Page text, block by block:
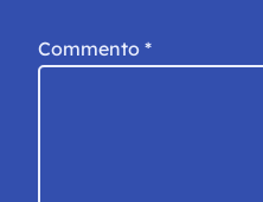
Commento *